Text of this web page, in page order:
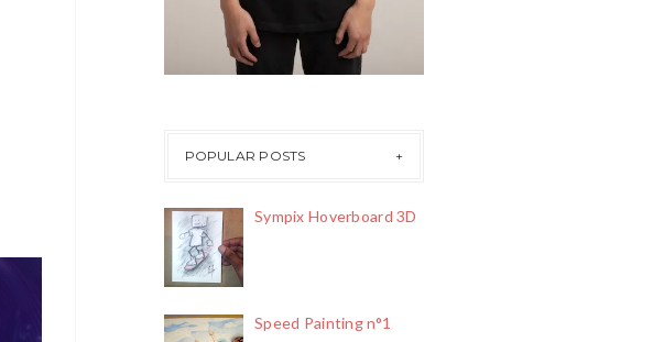
POPULAR POSTS
Sympix Hoverboard 3D
Speed Painting n°1